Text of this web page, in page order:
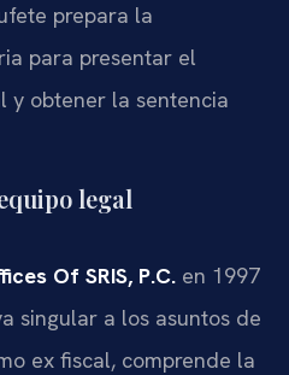
prepara la
para presentar el
y obtener la sentencia
legal
Of SRIS, P.C. en 1997
singular a los asuntos de
ex fiscal, comprende la